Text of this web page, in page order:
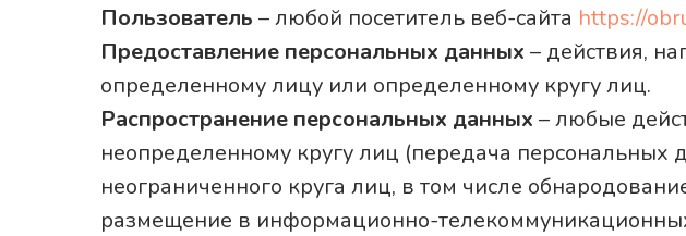
Пользователь – любой посетитель веб-сайта https://
Предоставление персональных данных – действия,
определенному лицу или определенному кругу лиц.
Распространение персональных данных – любые
неопределенному кругу лиц (передача
неограниченного круга лиц, в том числе
размещение в информационно-